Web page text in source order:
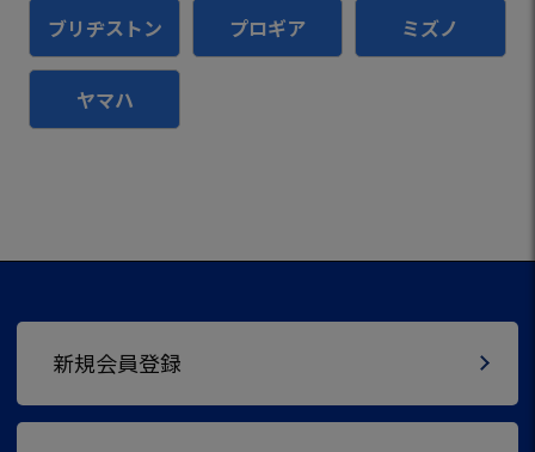
ブリヂストン プロギア ミズノ
ヤマハ
新規会員登録